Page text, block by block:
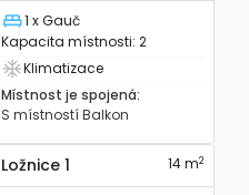
Lůžko1 x Gauč
Kapacita místnosti: 2
Má klimatizaci
Klimatizace
Místnost je spojená:
S místnostíBalkon
Ložnice 1 14 m2